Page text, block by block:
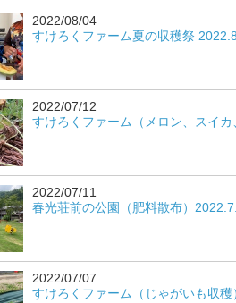
2022/08/04
すけろくファーム夏の収穫祭
2022/07/12
すけろくファーム（メロン、スイ
2022/07/11
春光荘前の公園（肥料散布）
2022/07/07
すけろくファーム（じゃがいも収